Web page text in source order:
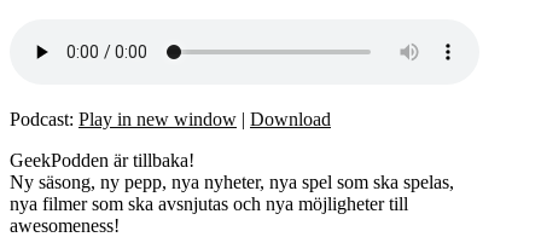
Podcast: Play in new window | Download
GeekPodden är tillbaka!
Ny säsong, ny pepp, nya nyheter, nya spel som ska spelas,
nya filmer som ska avsnjutas och nya möjligheter till
awesomeness!